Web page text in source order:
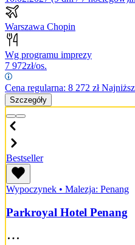
Warszawa Chopin
Wg programu imprezy
7 972zł/os.
Cena regularna: 8 272 zł
Szczegóły
Bestseller
Wypoczynek • Malezja: Penang
Parkroyal Hotel Penang